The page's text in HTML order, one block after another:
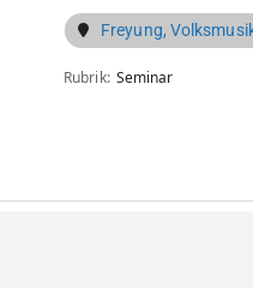
Freyung,
Rubrik Seminar